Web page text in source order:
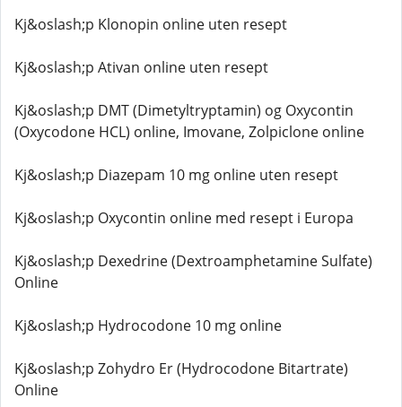
Kj&oslash;p Klonopin online uten resept
Kj&oslash;p Ativan online uten resept
Kj&oslash;p DMT (Dimetyltryptamin) og Oxycontin
(Oxycodone HCL) online, Imovane, Zolpiclone online
Kj&oslash;p Diazepam 10 mg online uten resept
Kj&oslash;p Oxycontin online med resept i Europa
Kj&oslash;p Dexedrine (Dextroamphetamine Sulfate)
Online
Kj&oslash;p Hydrocodone 10 mg online
Kj&oslash;p Zohydro Er (Hydrocodone Bitartrate)
Online